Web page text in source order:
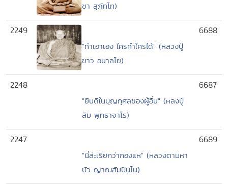
ชา สุภัทโท)
2249
"ทำเอาเอง ใครทำใครได้" (หลวงปู่
ขาว อนาลโย)
6688
2248
"ยินดีในบุญกุศลของผู้อื่น" (หลงปู่
สิม พุทธาจาโร)
6687
2247
"นี่ล่ะเรียกว่ากองแห" (หลวงตามหา
บัว ญาณสัมปันโน)
6689